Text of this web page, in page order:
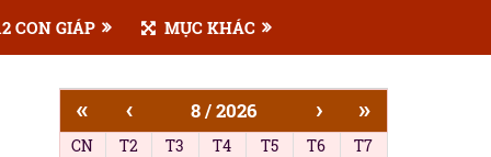
CON GIÁP MỤC KHÁC
« ‹ 8 / 2026 › »
CN T2 T3 T4 T5 T6 T7